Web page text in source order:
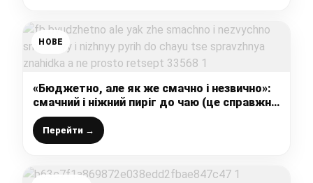
НОВЕ
«Бюджетно, але як же смачно і незвично»:
смачний і ніжний пиріг до чаю (це справжня
знахідка, а не просто рецепт)
Перейти →